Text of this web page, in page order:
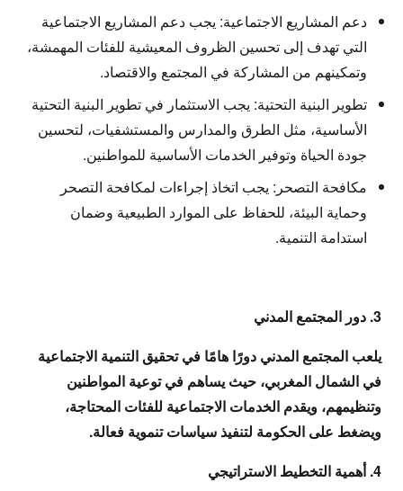
دعم المشاريع الاجتماعية: يجب دعم المشاريع الاجتماعية
التي تهدف إلى تحسين الظروف المعيشية للفئات المهمشة،
وتمكينهم من المشاركة في المجتمع والاقتصاد.
تطوير البنية التحتية: يجب الاستثمار في تطوير البنية التحتية
الأساسية، مثل الطرق والمدارس والمستشفيات، لتحسين
جودة الحياة وتوفير الخدمات الأساسية للمواطنين.
مكافحة التصحر: يجب اتخاذ إجراءات لمكافحة التصحر
وحماية البيئة، للحفاظ على الموارد الطبيعية وضمان
استدامة التنمية.
3. دور المجتمع المدني
يلعب المجتمع المدني دورًا هامًا في تحقيق التنمية الاجتماعية
في الشمال المغربي، حيث يساهم في توعية المواطنين
وتنظيمهم، ويقدم الخدمات الاجتماعية للفئات المحتاجة،
ويضغط على الحكومة لتنفيذ سياسات تنموية فعالة.
4. أهمية التخطيط الاستراتيجي